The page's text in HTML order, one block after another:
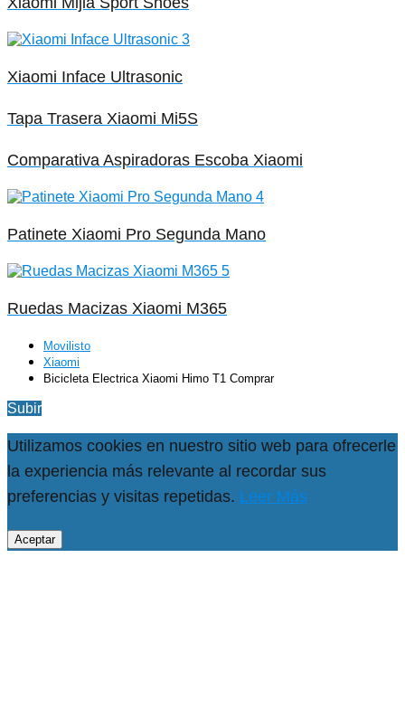
Xiaomi Inface Ultrasonic
Tapa Trasera Xiaomi Mi5S
Comparativa Aspiradoras Escoba Xiaomi
Patinete Xiaomi Pro Segunda Mano
Ruedas Macizas Xiaomi M365
Movilisto
Xiaomi
Bicicleta Electrica Xiaomi Himo T1 Comprar
Subir
Utilizamos cookies en nuestro sitio web para ofrecerle
la experiencia más relevante al recordar sus
preferencias y visitas repetidas. Leer Más
Aceptar